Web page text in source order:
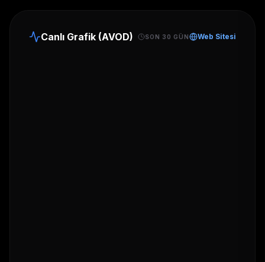
Canlı Grafik (AVOD) SON 30 GÜN Web Sitesi